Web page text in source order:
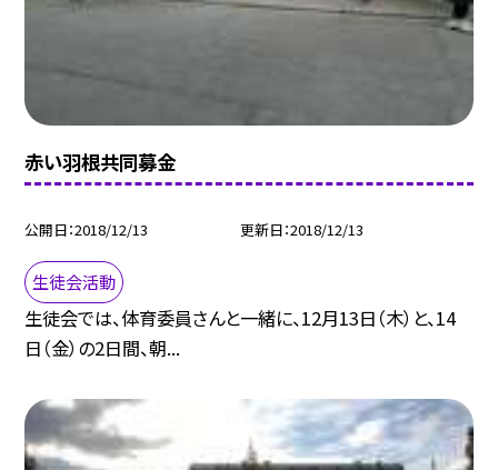
赤い羽根共同募金
公開日 2018/12/13 更新日 2018/12/13
生徒会活動
生徒会では、体育委員さんと一緒に、12月13日（木）と、14
日（金）の2日間、朝...